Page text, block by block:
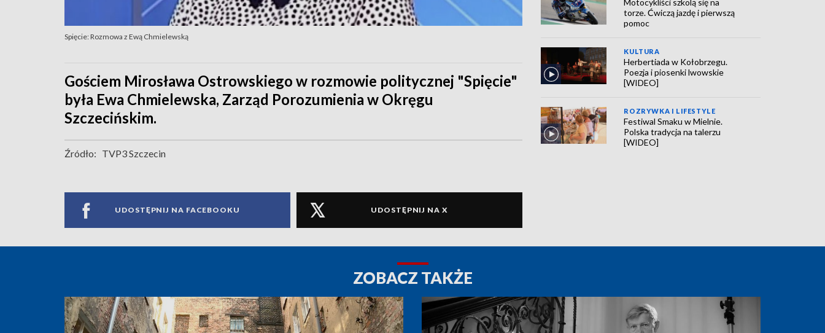
Spięcie: Rozmowa z Ewą Chmielewską
Gościem Mirosława Ostrowskiego w rozmowie politycznej "Spięcie"
była Ewa Chmielewska, Zarząd Porozumienia w Okręgu
Szczecińskim.
Źródło: TVP3 Szczecin
UDOSTĘPNIJ NA FACEBOOKU UDOSTĘPNIJ NA X
torze. Ćwiczą jazdę i pierwszą
pomoc
KULTURA
Herbertiada w Kołobrzegu.
Poezja i piosenki lwowskie
[WIDEO]
ROZRYWKA I LIFESTYLE
Festiwal Smaku w Mielnie.
Polska tradycja na talerzu
[WIDEO]
ZOBACZ TAKŻE